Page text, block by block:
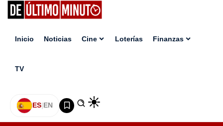
Inicio Noticias Cine Loterías Finanzas
TV
ES|EN